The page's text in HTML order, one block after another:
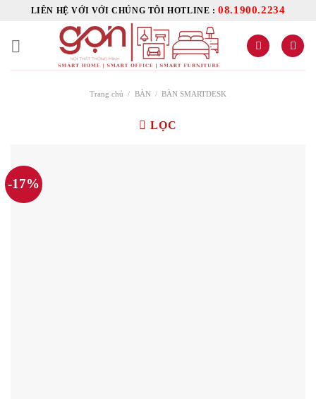
content
LIÊN HỆ VỚI VỚI CHÚNG TÔI HOTLINE :08.1900.2234
Trang chủ / BÀN / BÀN SMARTDESK
LỌC
-17%